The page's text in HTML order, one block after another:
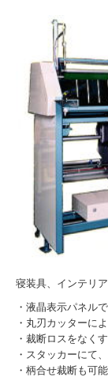
寝装具、インテリ
・液晶表示パネル
・丸刃カッターに
・裁断ロスをなく
・スタッカーにて
・柄合せ裁断も可能